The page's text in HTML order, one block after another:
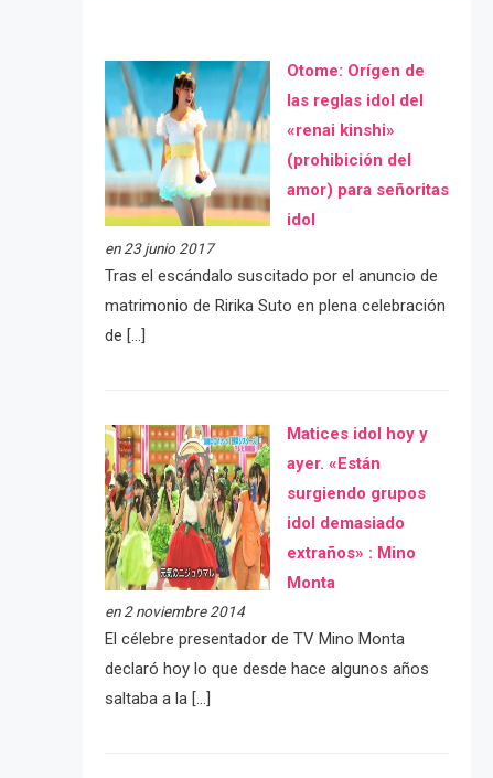
Otome: Orígen de
las reglas idol del
«renai kinshi»
(prohibición del
amor) para señoritas
idol
en 23 junio 2017
Tras el escándalo suscitado por el anuncio de
matrimonio de Ririka Suto en plena celebración
de […]
Matices idol hoy y
ayer. «Están
surgiendo grupos
idol demasiado
extraños» : Mino
Monta
en 2 noviembre 2014
El célebre presentador de TV Mino Monta
declaró hoy lo que desde hace algunos años
saltaba a la […]